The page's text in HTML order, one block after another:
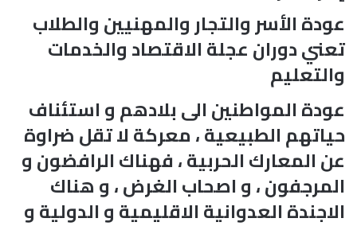
عودة الأسر والتجار والمهنيين والطلاب
تعني دوران عجلة الاقتصاد والخدمات
والتعليم
عودة المواطنين الى بلادهم و استئناف
حياتهم الطبيعية ، معركة لا تقل ضراوة
عن المعارك الحربية ، فهناك الرافضون و
المرجفون ، و اصحاب الغرض ، و هناك
الاجندة العدوانية الاقليمية و الدولية و